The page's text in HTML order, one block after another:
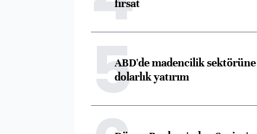
fırsat
5ABD'de madencilik
dolarlık yatırım